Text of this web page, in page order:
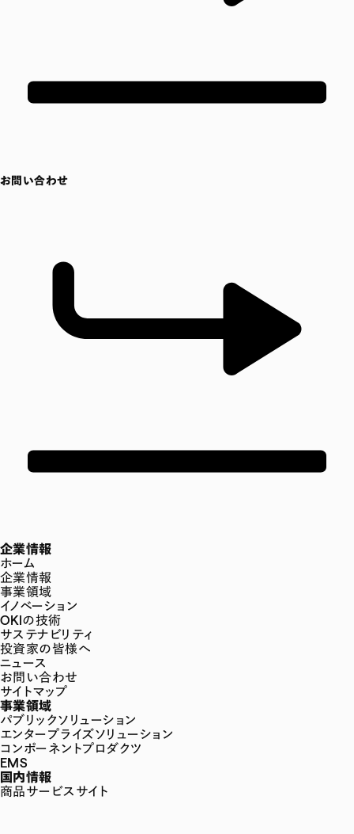
お問い合わせ
企業情報
ホーム
企業情報
事業領域
イノベーション
OKIの技術
サステナビリティ
投資家の皆様へ
ニュース
お問い合わせ
サイトマップ
事業領域
パブリックソリューション
エンタープライズソリューション
コンポーネントプロダクツ
EMS
国内情報
商品サービスサイト